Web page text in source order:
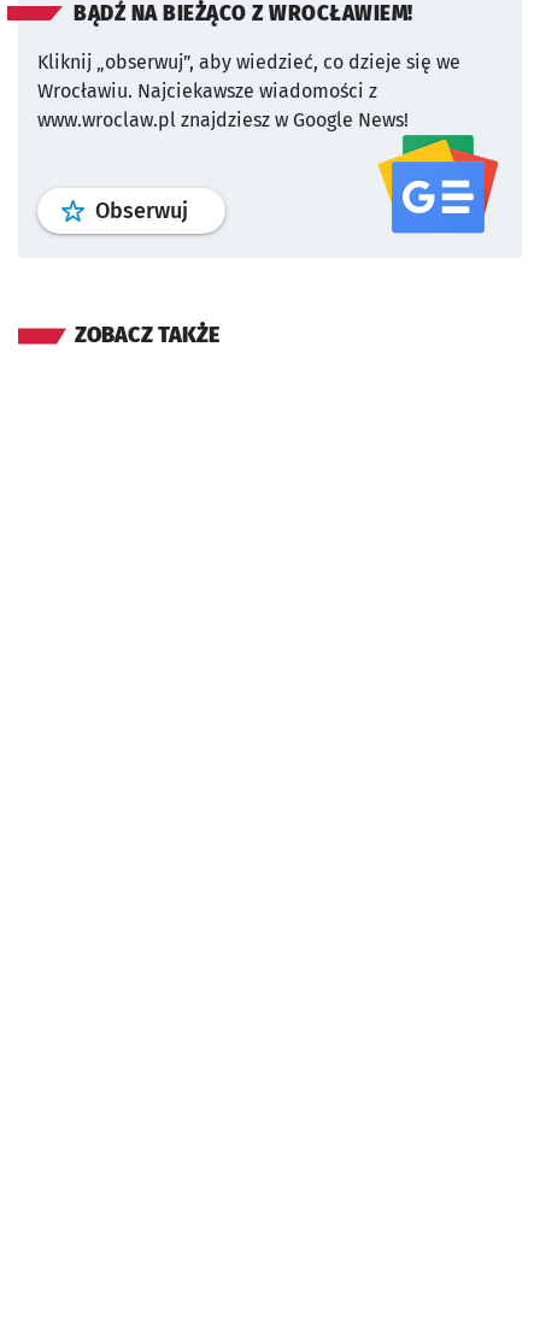
BĄDŹ NA BIEŻĄCO Z WROCŁAWIEM!
Kliknij „obserwuj”, aby wiedzieć, co dzieje się we
Wrocławiu. Najciekawsze wiadomości z
www.wroclaw.pl znajdziesz w Google News!
Obserwuj profil serwisu
ZOBACZ TAKŻE